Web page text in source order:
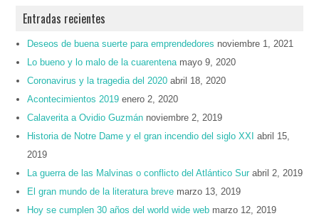
Entradas recientes
Deseos de buena suerte para emprendedores noviembre 1, 2021
Lo bueno y lo malo de la cuarentena mayo 9, 2020
Coronavirus y la tragedia del 2020 abril 18, 2020
Acontecimientos 2019 enero 2, 2020
Calaverita a Ovidio Guzmán noviembre 2, 2019
Historia de Notre Dame y el gran incendio del siglo XXI
abril 15,
2019
La guerra de las Malvinas o conflicto del Atlántico Sur abril 2, 2019
El gran mundo de la literatura breve marzo 13, 2019
Hoy se cumplen 30 años del world wide web marzo 12, 2019